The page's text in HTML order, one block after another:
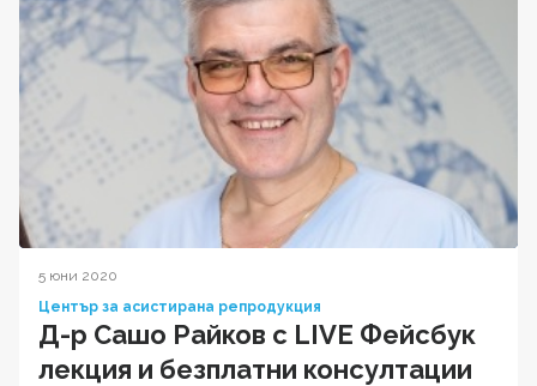
5 юни 2020
Център за асистирана репродукция
Д-р Сашо Райков с LIVE Фейсбук
лекция и безплатни консултации